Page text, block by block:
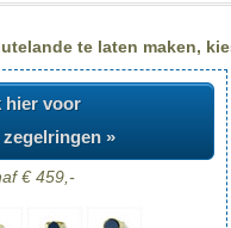
te laten maken,
hier voor
»
€ 459,-